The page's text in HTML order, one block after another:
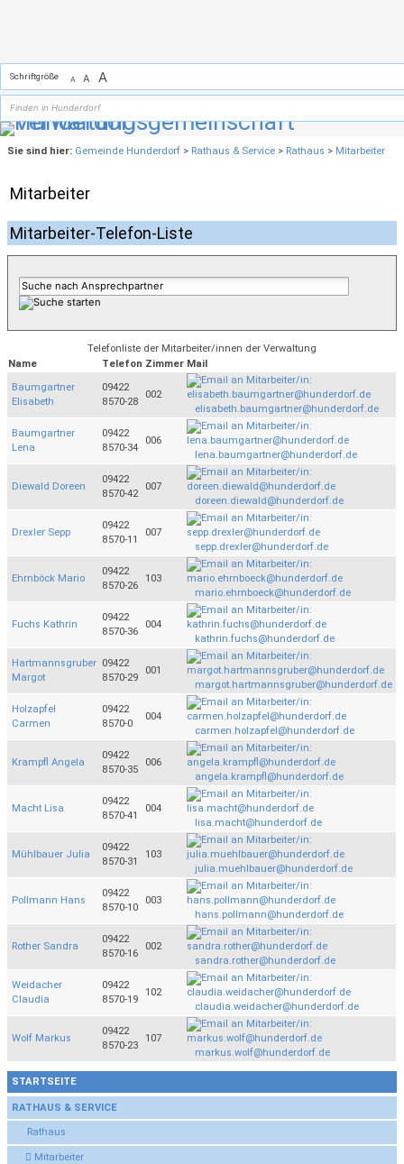
Schriftgröße A A A
STARTSEITE
RATHAUS & SERVICE
Rathaus
Mitarbeiter
Sie sind hier: Gemeinde Hunderdorf > Rathaus & Service > Rathaus > Mitarbeiter
Mitarbeiter
Mitarbeiter-Telefon-Liste
Telefonliste der Mitarbeiter/innen der Verwaltung
Name
Telefon Zimmer Mail
Baumgartner
Elisabeth
09422
8570-28
002
elisabeth.baumgartner@hunderdorf.de
Baumgartner
Lena
09422
8570-34
006
lena.baumgartner@hunderdorf.de
Diewald Doreen
09422
8570-42
007
doreen.diewald@hunderdorf.de
Drexler Sepp
09422
8570-11
007
sepp.drexler@hunderdorf.de
Ehrnböck Mario
09422
8570-26
103
mario.ehrnboeck@hunderdorf.de
Fuchs Kathrin
09422
8570-36
004
kathrin.fuchs@hunderdorf.de
Hartmannsgruber
Margot
09422
8570-29
001
margot.hartmannsgruber@hunderdorf.de
Holzapfel
Carmen
09422
8570-0
004
carmen.holzapfel@hunderdorf.de
Krampfl Angela
09422
8570-35
006
angela.krampfl@hunderdorf.de
Macht Lisa
09422
8570-41
004
lisa.macht@hunderdorf.de
Mühlbauer Julia
09422
8570-31
103
julia.muehlbauer@hunderdorf.de
Pollmann Hans
09422
8570-10
003
hans.pollmann@hunderdorf.de
Rother Sandra
09422
8570-16
002
sandra.rother@hunderdorf.de
Weidacher
Claudia
09422
8570-19
102
claudia.weidacher@hunderdorf.de
Wolf Markus
09422
8570-23
107
markus.wolf@hunderdorf.de